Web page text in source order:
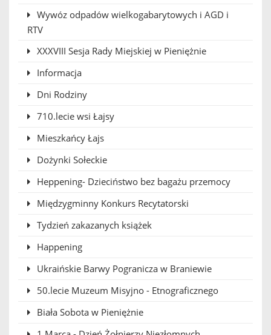
Wywóz odpadów wielkogabarytowych i AGD i
RTV
XXXVIII Sesja Rady Miejskiej w Pieniężnie
Informacja
Dni Rodziny
710.lecie wsi Łajsy
Mieszkańcy Łajs
Dożynki Sołeckie
Heppening- Dzieciństwo bez bagażu przemocy
Międzygminny Konkurs Recytatorski
Tydzień zakazanych książek
Happening
Ukraińskie Barwy Pogranicza w Braniewie
50.lecie Muzeum Misyjno - Etnograficznego
Biała Sobota w Pieniężnie